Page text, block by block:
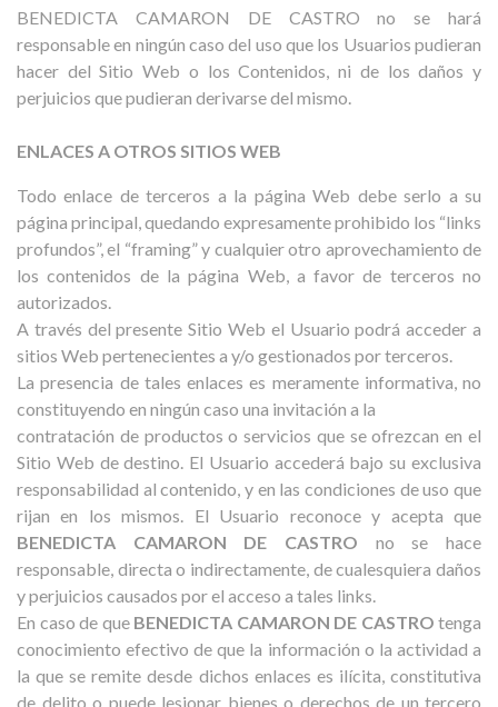
BENEDICTA CAMARON DE CASTRO no se hará
responsable en ningún caso del uso que los Usuarios pudieran
hacer del Sitio Web o los Contenidos, ni de los daños y
perjuicios que pudieran derivarse del mismo.
ENLACES A OTROS SITIOS WEB
Todo enlace de terceros a la página Web debe serlo a su
página principal, quedando expresamente prohibido los “links
profundos”, el “framing” y cualquier otro aprovechamiento de
los contenidos de la página Web, a favor de terceros no
autorizados.
A través del presente Sitio Web el Usuario podrá acceder a
sitios Web pertenecientes a y/o gestionados por terceros.
La presencia de tales enlaces es meramente informativa, no
constituyendo en ningún caso una invitación a la
contratación de productos o servicios que se ofrezcan en el
Sitio Web de destino. El Usuario accederá bajo su exclusiva
responsabilidad al contenido, y en las condiciones de uso que
rijan en los mismos. El Usuario reconoce y acepta que
BENEDICTA CAMARON DE CASTRO no se hace
responsable, directa o indirectamente, de cualesquiera daños
y perjuicios causados por el acceso a tales links.
En caso de que BENEDICTA CAMARON DE CASTRO tenga
conocimiento efectivo de que la información o la actividad a
la que se remite desde dichos enlaces es ilícita, constitutiva
de delito o puede lesionar bienes o derechos de un tercero